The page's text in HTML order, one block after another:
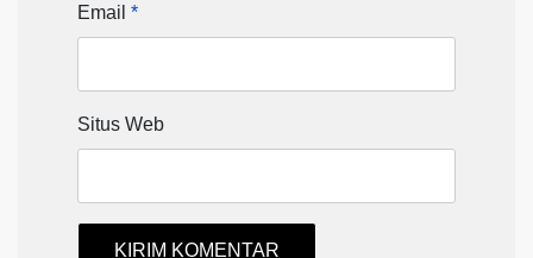
Email *
Situs Web